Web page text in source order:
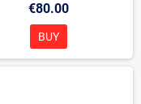
€80.00
BUY